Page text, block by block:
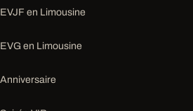
EVJF en Limousine
EVG en Limousine
Anniversaire